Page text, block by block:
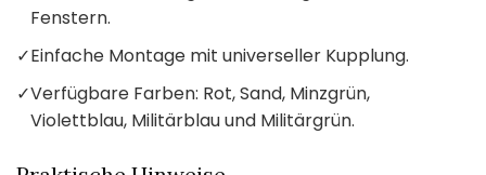
Fenstern.
✓Einfache Montage mit universeller Kupplung.
✓Verfügbare Farben: Rot, Sand, Minzgrün,
Violettblau, Militärblau und Militärgrün.